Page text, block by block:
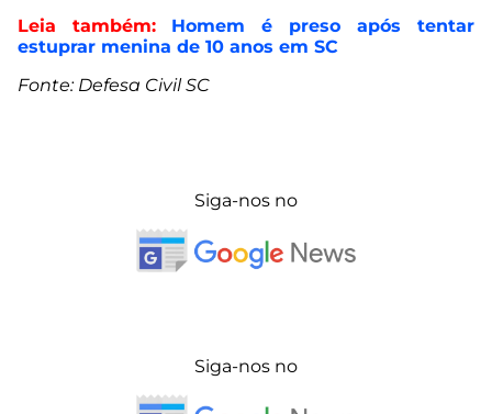
Leia também:
Homem é preso após tentar
estuprar menina de 10 anos em SC
Fonte: Defesa Civil SC
Siga-nos no
Siga-nos no